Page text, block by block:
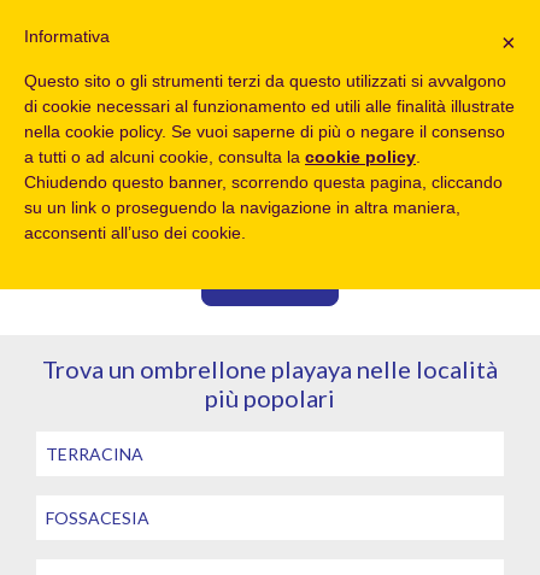
TROVA UN OMBRELLONE A METÀ PREZZO
Dove sei di bello?
Località Data
Trova un ombrellone playaya nelle località
più popolari
TERRACINA
FOSSACESIA
×
Informativa
Questo sito o gli strumenti terzi da questo utilizzati si avvalgono
di cookie necessari al funzionamento ed utili alle finalità illustrate
nella cookie policy. Se vuoi saperne di più o negare il consenso
a tutti o ad alcuni cookie, consulta la cookie policy
Chiudendo questo banner, scorrendo questa pagina, cliccando
su un link o proseguendo la navigazione in altra maniera,
acconsenti all’uso dei cookie.